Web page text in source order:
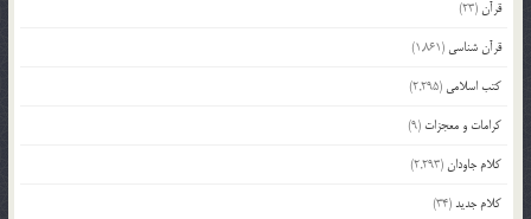
قرآن(23)
قرآن شناسی (1,861)
کتب اسلامی (2,295)
کرامات و معجزات (9)
کلام جاودان(2,293)
کلام جدید(34)